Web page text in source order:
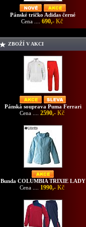
Pánské tričko Adidas černé
Cena .... 690,- Kč
ZBOŽÍ V AKCI
Pánská souprava Puma Ferrari
Cena .... 2590,- Kč
Bunda COLUMBIA TRIXIE LADY
Cena .... 1990,- Kč